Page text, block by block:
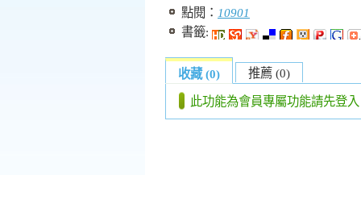
點閱： 10901
書籤:
收藏 (0) 推薦 (0)
此功能為會員專屬功能請先登入